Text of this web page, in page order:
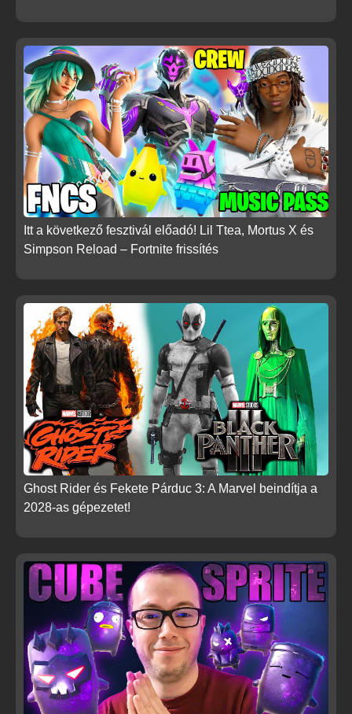
Itt a következő fesztivál előadó! Lil Ttea, Mortus X és
Simpson Reload – Fortnite frissítés
Ghost Rider és Fekete Párduc 3: A Marvel beindítja a
2028-as gépezetet!